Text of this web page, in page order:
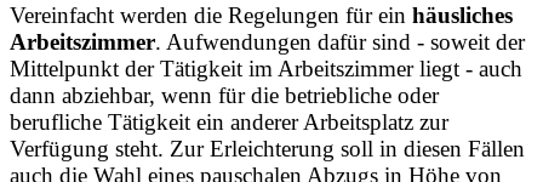
Vereinfacht werden die Regelungen für ein häusliches
Arbeitszimmer. Aufwendungen dafür sind - soweit der
Mittelpunkt der Tätigkeit im Arbeitszimmer liegt - auch
dann abziehbar, wenn für die betriebliche oder
berufliche Tätigkeit ein anderer Arbeitsplatz zur
Verfügung steht. Zur Erleichterung soll in diesen Fällen
auch die Wahl eines pauschalen Abzugs in Höhe von